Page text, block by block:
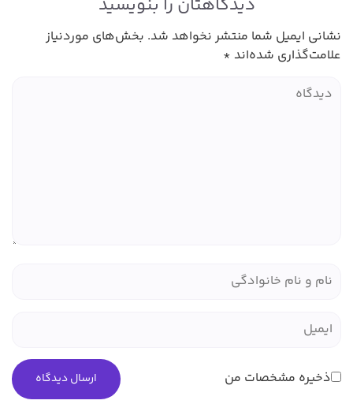
نشانی ایمیل شما منتشر نخواهد شد. بخش‌های موردنیاز
علامت‌گذاری شده‌اند*
ذخیره مشخصات من